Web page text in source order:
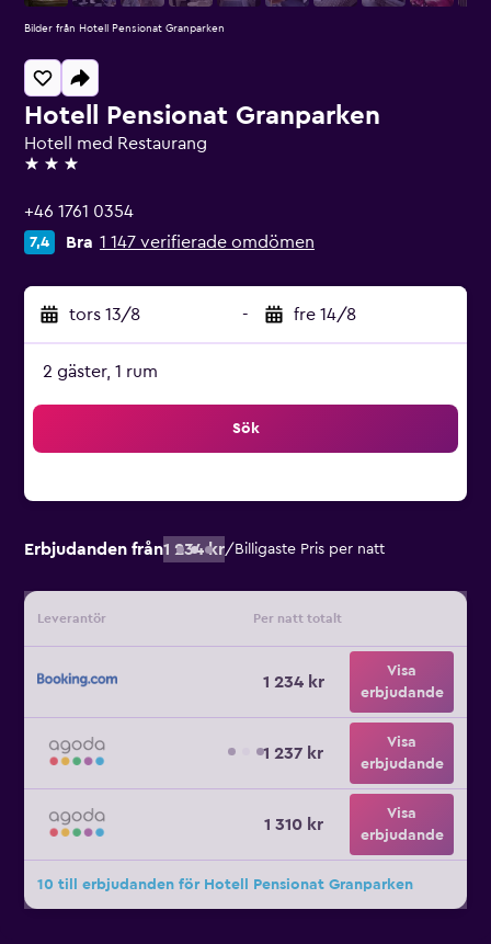
Hotell Pensionat Granparken
Hotell med Restaurang
3 stjärnor
+46 1761 0354
7,4 Bra 1 147 verifierade omdömen
tors 13/8 - fre 14/8
2 gäster, 1 rum
Sök
Erbjudanden från1 234 kr/ Billigaste Pris per natt
Leverantör Per natt totalt
1 234 kr
Visa
erbjudande
1 237 kr
Visa
erbjudande
1 310 kr
Visa
erbjudande
10 till erbjudanden för Hotell Pensionat Granparken
Bilder från Hotell Pensionat Granparken